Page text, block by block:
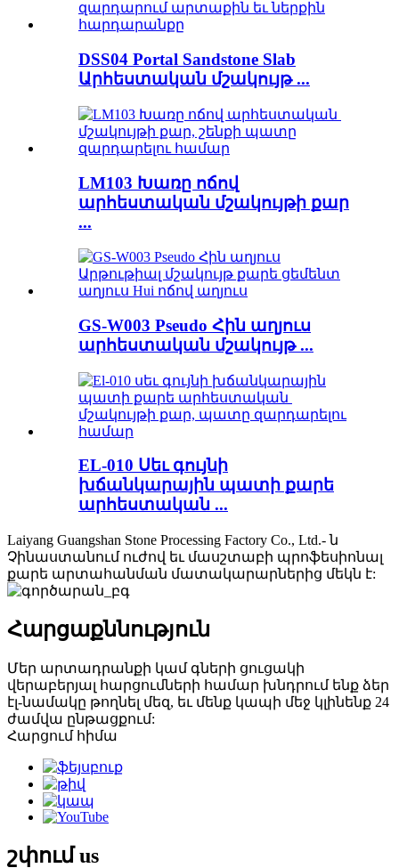
DSS04 Portal Sandstone Slab
Արհեստական ​​մշակույթ ...
LM103 Խառը ոճով
արհեստական ​​մշակույթի քար
...
GS-W003 Pseudo Հին աղյուս
արհեստական ​​մշակույթ ...
EL-010 Սեւ գույնի
խճանկարային պատի քարե
արհեստական ​​...
Laiyang Guangshan Stone Processing Factory Co., Ltd.- ն
Չինաստանում ուժով եւ մասշտաբի պրոֆեսիոնալ
քարե արտահանման մատակարարներից մեկն է:
Հարցաքննություն
Մեր արտադրանքի կամ գների ցուցակի
վերաբերյալ հարցումների համար խնդրում ենք ձեր
էլ-նամակը թողնել մեզ, եւ մենք կապի մեջ կլինենք 24
ժամվա ընթացքում:
Հարցում հիմա
շփումus